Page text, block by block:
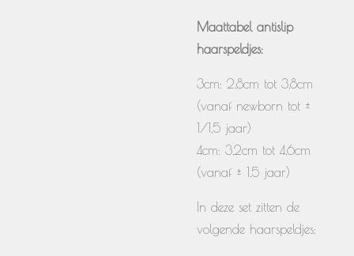
Maattabel antislip
haarspeldjes:
3cm: 2,8cm tot 3,8cm
(vanaf newborn tot ±
1/1,5 jaar)
4cm: 3,2cm tot 4,6cm
(vanaf ± 1,5 jaar)
In deze set zitten de
volgende haarspeldjes: